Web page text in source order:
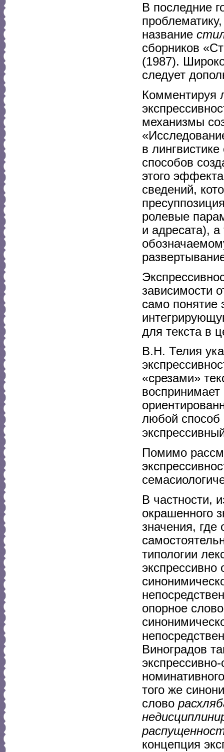
В последние
название
сборников
(1987).
следует
Комментируя
механизмы
в
способов
этого
сведений,
ролевые
и адресата),
зависимости
само понятие
для текста в
В.Н. Телия
«срезами»
воспринимает
любой способ
Помимо
В частности,
окрашенного
значения, где
типологии
экспрессивно
опорное
Виноградов
того же
слово
концепция